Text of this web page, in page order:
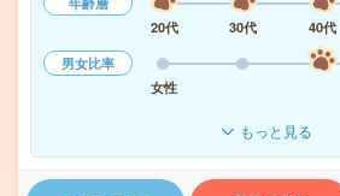
20代
30代 40代
男女比率
女性
もっと見る